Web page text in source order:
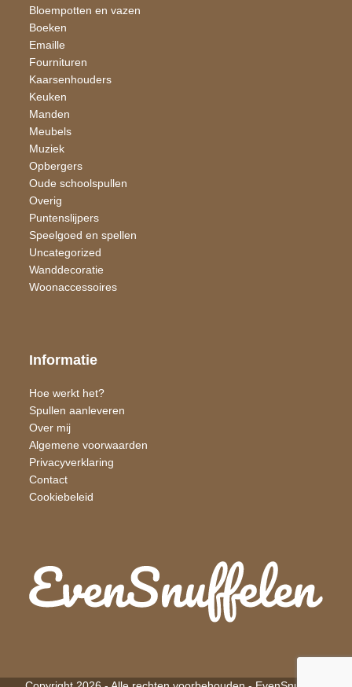
Bloempotten en vazen
Boeken
Emaille
Fournituren
Kaarsen​houders
Keuken
Manden
Meubels
Muziek
Opbergers
Oude schoolspullen
Overig
Puntenslijpers
Speelgoed en spellen
Uncategorized
Wand​decoratie
Woon​accessoires
Informatie
Hoe werkt het?
Spullen aanleveren
Over mij
Algemene voorwaarden
Privacyverklaring
Contact
Cookiebeleid